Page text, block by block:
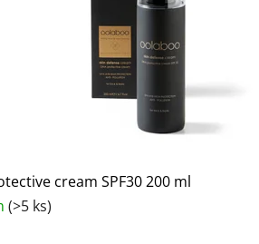
cream SPF30 200 ml
(>5 ks)